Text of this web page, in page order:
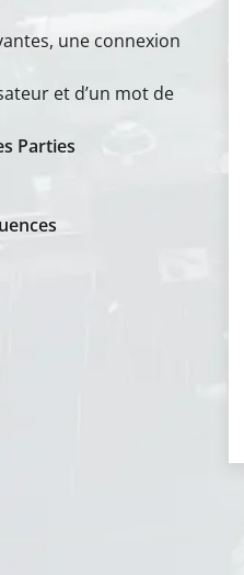
une connexion
et d’un mot de
Parties